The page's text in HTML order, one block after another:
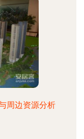
周边资源分析